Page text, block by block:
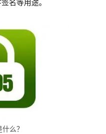
名等用途。
么？